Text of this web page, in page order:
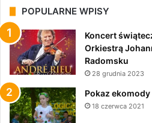
POPULARNE WPISY
Koncert
Orkiestrą
Radomsku
28 grudnia 2023
Pokaz ekomody
18 czerwca 2021